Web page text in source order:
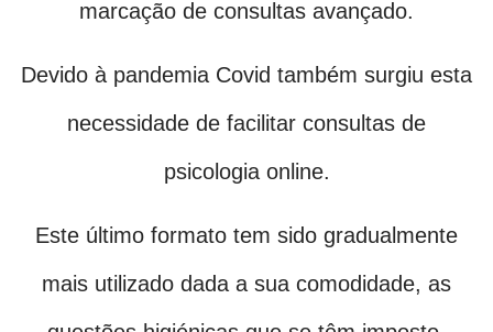
marcação de consultas avançado.
Devido à pandemia Covid também surgiu esta
necessidade de facilitar consultas de
psicologia online.
Este último formato tem sido gradualmente
mais utilizado dada a sua comodidade, as